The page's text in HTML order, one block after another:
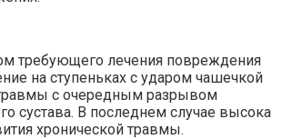
требующего лечения повреждения
на ступеньках с ударом чашечкой
с очередным разрывом
сустава. В последнем случае высока
хронической травмы.